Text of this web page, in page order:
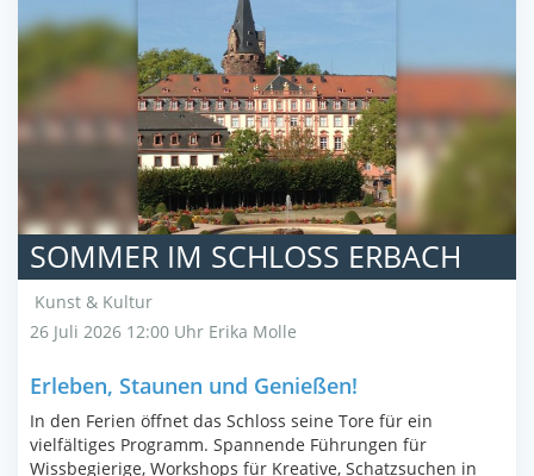
SOMMER IM SCHLOSS ERBACH
Kunst & Kultur
26 Juli 2026 12:00 Uhr Erika Molle
Erleben, Staunen und Genießen!
In den Ferien öffnet das Schloss seine Tore für ein
vielfältiges Programm. Spannende Führungen für
Wissbegierige, Workshops für Kreative, Schatzsuchen in